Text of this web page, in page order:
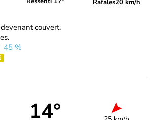
Rafales20 km/h
couvert.
45 %
14°